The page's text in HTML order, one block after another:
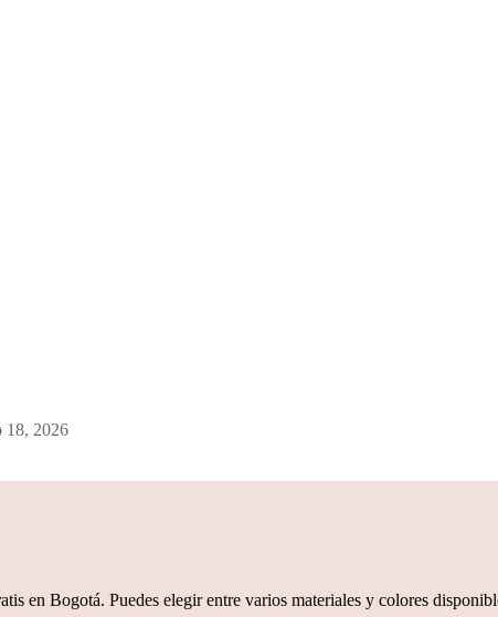
18, 2026
en Bogotá. Puedes elegir entre varios materiales y colores